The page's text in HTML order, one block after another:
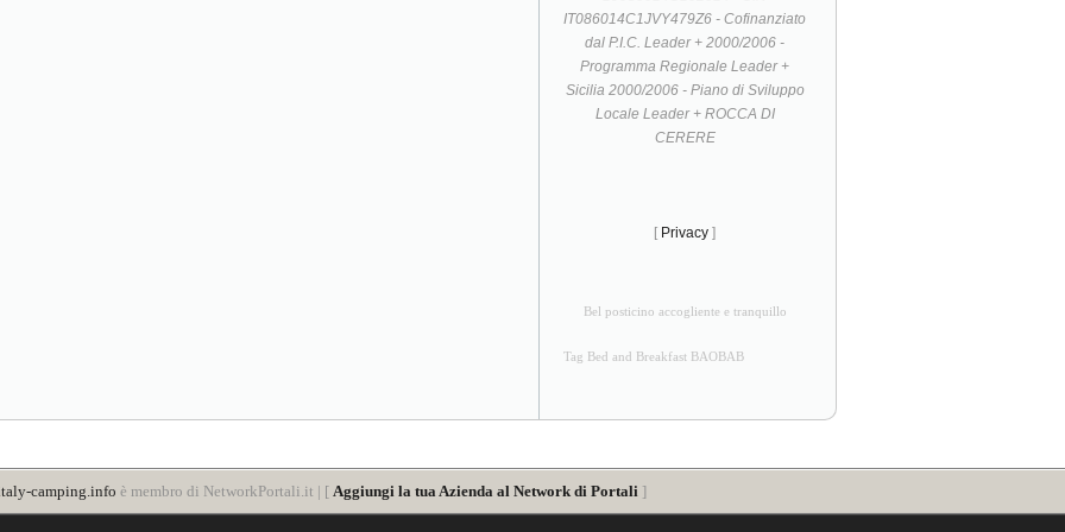
IT086014C1JVY479Z6 - Cofinanziato
dal P.I.C. Leader + 2000/2006 -
Programma Regionale Leader +
Sicilia 2000/2006 - Piano di Sviluppo
Locale Leader + ROCCA DI
CERERE
[ Privacy ]
Bel posticino accogliente e tranquillo
Tag Bed and Breakfast BAOBAB
camping.info è membro di NetworkPortali.it | [ Aggiungi la tua Azienda al Network di Portali ]